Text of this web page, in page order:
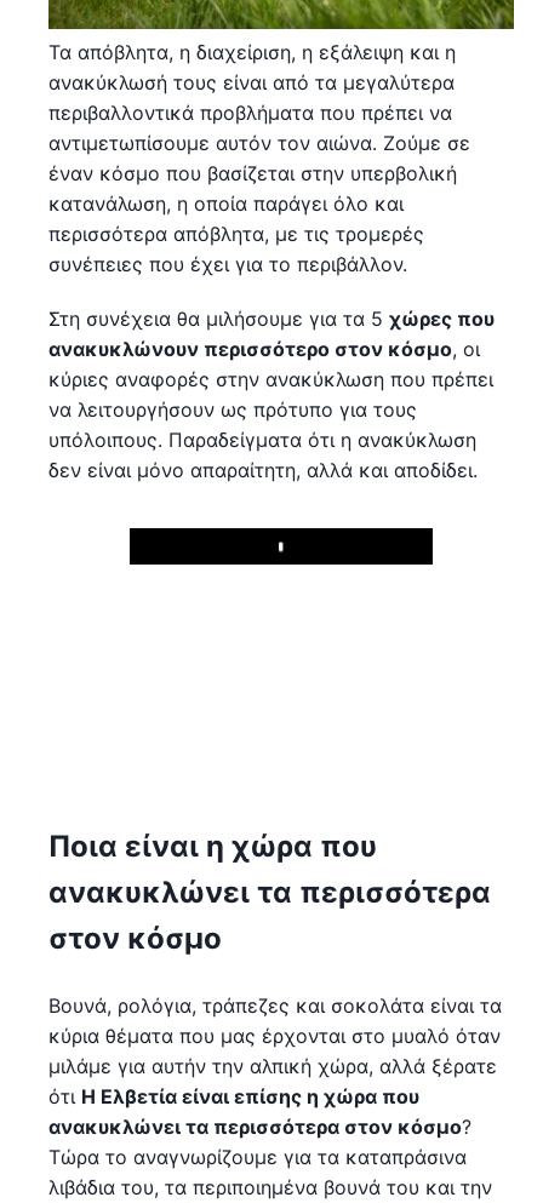
Τα απόβλητα, η διαχείριση, η εξάλειψη και η
ανακύκλωσή τους είναι από τα μεγαλύτερα
περιβαλλοντικά προβλήματα που πρέπει να
αντιμετωπίσουμε αυτόν τον αιώνα. Ζούμε σε
έναν κόσμο που βασίζεται στην υπερβολική
κατανάλωση, η οποία παράγει όλο και
περισσότερα απόβλητα, με τις τρομερές
συνέπειες που έχει για το περιβάλλον.
Στη συνέχεια θα μιλήσουμε για τα 5 χώρες που
ανακυκλώνουν περισσότερο στον κόσμο, οι
κύριες αναφορές στην ανακύκλωση που πρέπει
να λειτουργήσουν ως πρότυπο για τους
υπόλοιπους. Παραδείγματα ότι η ανακύκλωση
δεν είναι μόνο απαραίτητη, αλλά και αποδίδει.
Play
Ποια είναι η χώρα που
ανακυκλώνει τα περισσότερα
στον κόσμο
Βουνά, ρολόγια, τράπεζες και σοκολάτα είναι τα
κύρια θέματα που μας έρχονται στο μυαλό όταν
μιλάμε για αυτήν την αλπική χώρα, αλλά ξέρατε
ότι Η Ελβετία είναι επίσης η χώρα που
ανακυκλώνει τα περισσότερα στον κόσμο?
Τώρα το αναγνωρίζουμε για τα καταπράσινα
λιβάδια του, τα περιποιημένα βουνά του και την